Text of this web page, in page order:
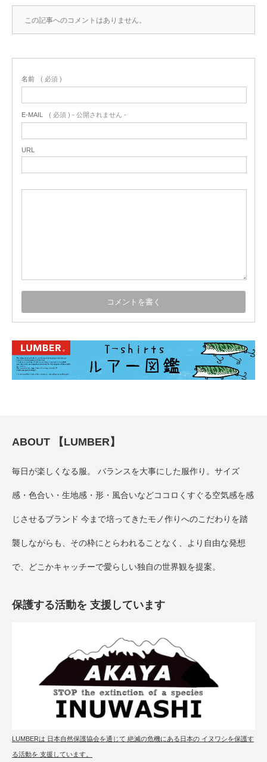
この記事へのコメントはありません。
名前 ( 必須 )
E-MAIL ( 必須 ) - 公開されません -
URL
ABOUT 【LUMBER】
毎日が楽しくなる服。 バランスを大事にした服作り。サイズ
感・色合い・生地感・形・風合いなどココロくすぐる空気感を感
じさせるブランド 今まで培ってきたモノ作りへのこだわりを踏
襲しながらも、その枠にとらわれることなく、より自由な発想
で、どこかキャッチーで愛らしい独自の世界観を提案。
保護する活動を 支援しています
LUMBERは 日本自然保護協会を通じて 絶滅の危機にある日本の イヌワシを保護す
る活動を 支援しています。